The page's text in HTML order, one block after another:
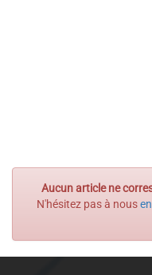
Aucun article ne
N'hésitez pas à nous